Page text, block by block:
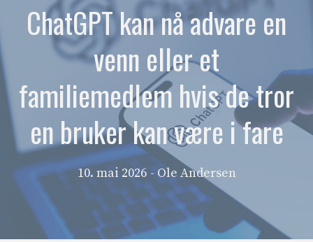
ChatGPT kan nå advare en
venn eller et
familiemedlem hvis de tror
en bruker kan være i fare
10. mai 2026 - Ole Andersen